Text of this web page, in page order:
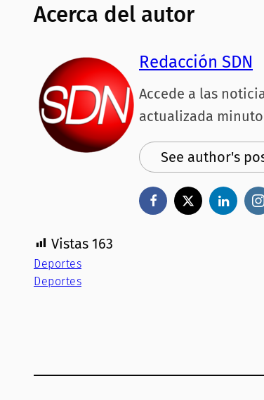
Acerca del autor
Redacción SDN
Accede a las
actualizada
See author's
Vistas 163
Deportes
Deportes